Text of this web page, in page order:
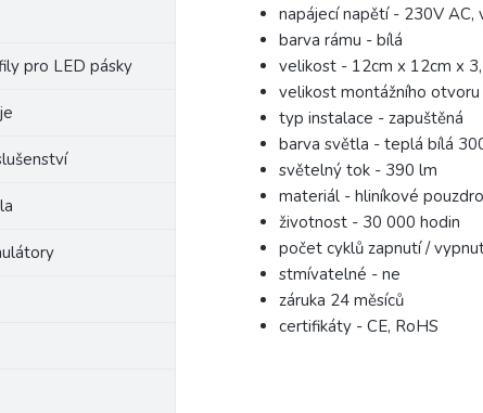
pro LED pásky
napájecí napětí - 230V AC,
barva rámu - bílá
velikost - 12cm x 12cm x
velikost montážního
typ instalace - zapuštěná
barva světla - teplá bílá
světelný tok - 390 lm
materiál - hliníkové
životnost - 30 000 hodin
počet cyklů zapnutí /
stmívatelné - ne
záruka 24 měsíců
certifikáty - CE, RoHS